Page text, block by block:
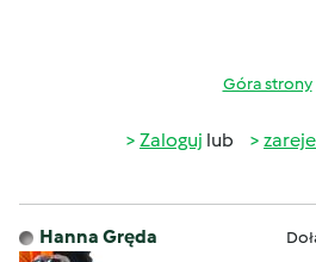
Góra strony
Zaloguj lub
Hanna Gręda